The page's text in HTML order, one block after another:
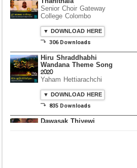
Senior Choir Gateway
College Colombo
▼ DOWNLOAD HERE
⤵ 306 Downloads
Hiru Shraddhabhi
Wandana Theme Song
2020
Yaham Hettiarachchi
▼ DOWNLOAD HERE
⤵ 835 Downloads
Dawasak Thiyewi